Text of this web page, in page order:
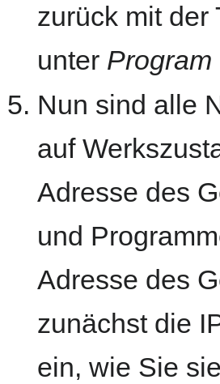
zurück mit der
unter
Nun sind alle
auf
Adresse des
und
Adresse des
zunächst die
ein, wie Sie